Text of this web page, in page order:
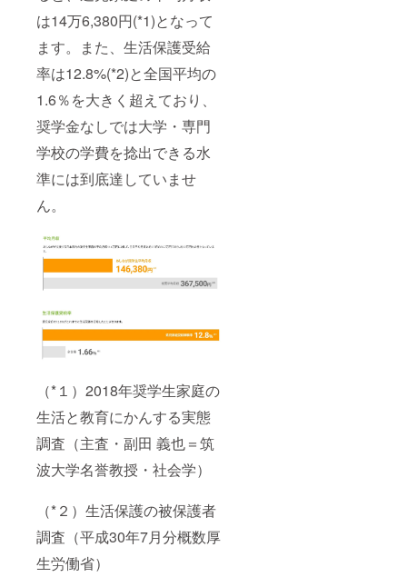
は14万6,380円(*1)となって
ます。また、生活保護受給
率は12.8%(*2)と全国平均の
1.6％を大きく超えており、
奨学金なしでは大学・専門
学校の学費を捻出できる水
準には到底達していませ
ん。
（*１）2018年奨学生家庭の
生活と教育にかんする実態
調査（主査・副田 義也＝筑
波大学名誉教授・社会学）
（*２）生活保護の被保護者
調査（平成30年7月分概数厚
生労働省）